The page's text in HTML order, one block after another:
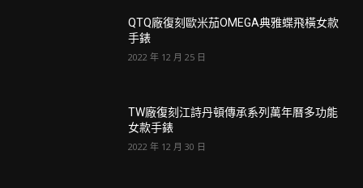
QTQ廠復刻歐米茄OMEGA典雅蝶飛橫女款
手錶
2022 年 12 月 25 日
TW廠復刻江詩丹頓傳承系列萬年曆多功能
女款手錶
2022 年 12 月 30 日